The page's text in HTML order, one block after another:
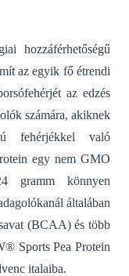
hozzáférhetőségű
az egyik fő étrendi
az edzés
számára, akiknek
fehérjékkel való
egy nem GMO
gramm könnyen
általában
(BCAA) és több
Sports Pea Protein
italaiba.